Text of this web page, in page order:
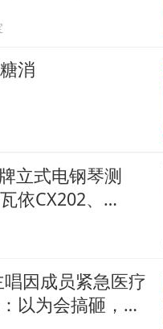
消
立式电钢琴测
依CX202、
因成员紧急医疗
以为会搞砸，结